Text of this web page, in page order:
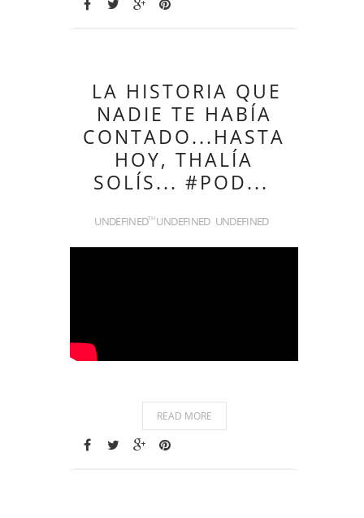
LA HISTORIA QUE
NADIE TE HABÍA
CONTADO...HASTA
HOY, THALÍA
SOLÍS... #POD...
UNDEFINEDTH UNDEFINED UNDEFINED
READ MORE